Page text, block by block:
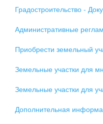
Градостроительство -
Административные
Приобрести земельный
Земельные участки для
Земельные участки для
Дополнительная